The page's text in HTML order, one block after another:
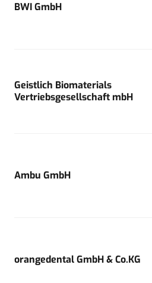
BWI GmbH
Geistlich Biomaterials
Vertriebsgesellschaft mbH
Ambu GmbH
orangedental GmbH & Co.KG